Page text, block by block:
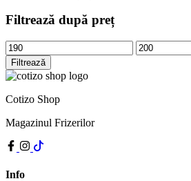
Filtrează după preț
Preț
minim
Preț
maxim
Filtrează
Cotizo Shop
Magazinul Frizerilor
Info